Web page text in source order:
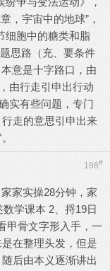
，宇宙中的地球”，
细胞中的糖类和脂
思路（充、要条件
意是十字路口，由
由行走引申出行动
实有些问题，专门
行走的意思引申出来
186#
家实操28分钟，家
学课本 2、捋19日
甲骨文字形入手，一
在整理头发，但是
后由本义逐渐讲出